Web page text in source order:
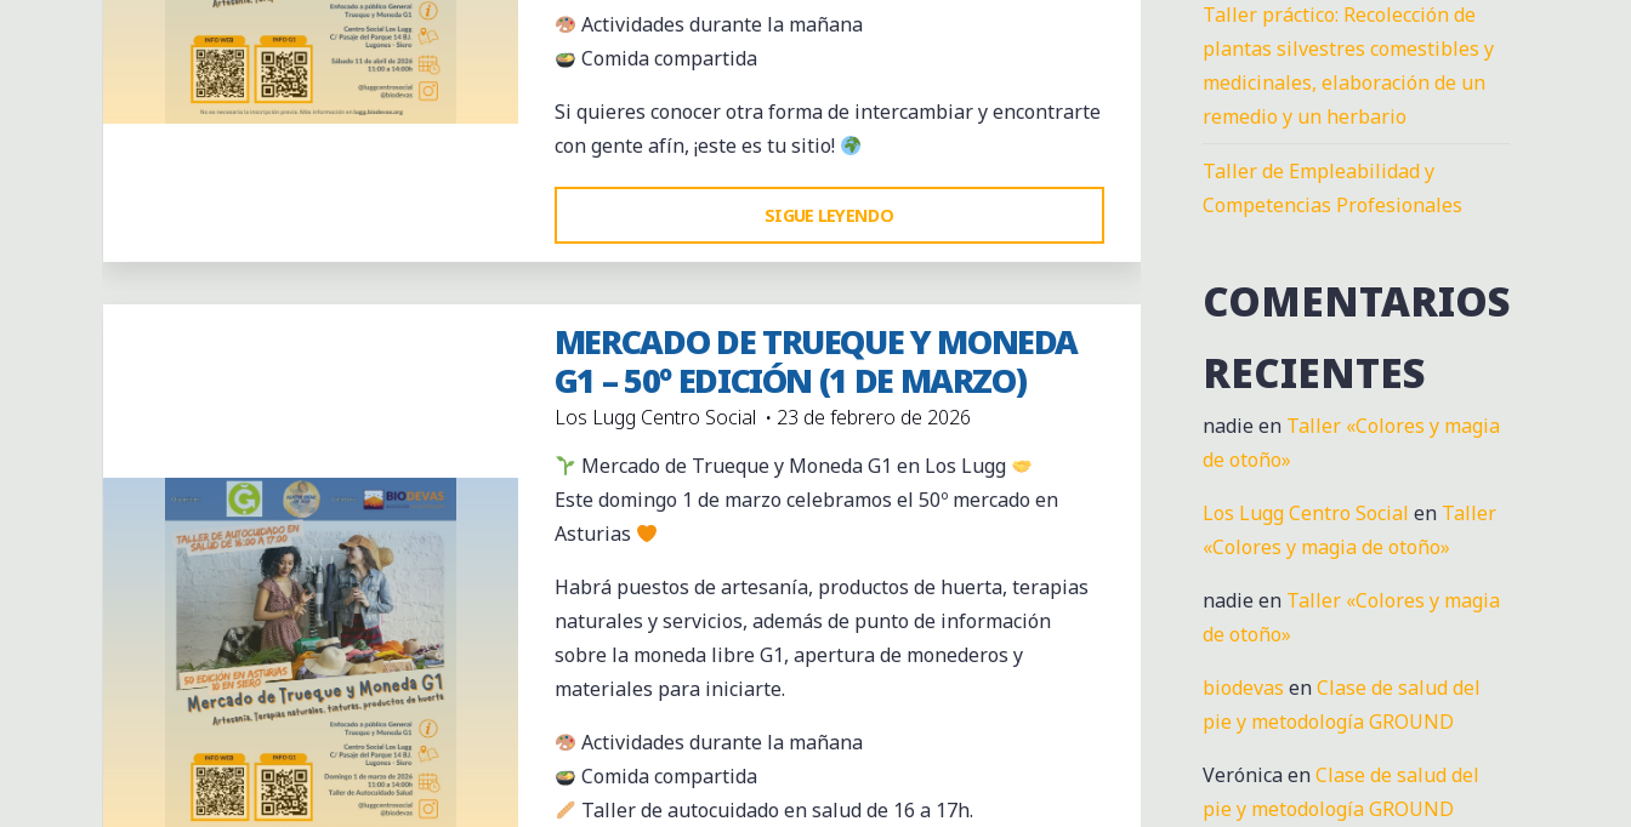
Actividades durante la mañana
Comida compartida
Si quieres conocer otra forma de intercambiar y encontrarte
con gente afín, ¡este es tu sitio!
SIGUE LEYENDO
DE
MONEDA
G1
–
ABRIL)"
MERCADO DE TRUEQUE Y MONEDA
G1 – 50º EDICIÓN (1 DE MARZO)
Los Lugg Centro Social
23 de febrero de 2026
Mercado de Trueque y Moneda G1 en Los Lugg
Este domingo 1 de marzo celebramos el 50º mercado en
Asturias
Habrá puestos de artesanía, productos de huerta, terapias
naturales y servicios, además de punto de información
sobre la moneda libre G1, apertura de monederos y
materiales para iniciarte.
Actividades durante la mañana
Comida compartida
Taller de autocuidado en salud de 16 a 17h.
Taller práctico: Recolección de
plantas silvestres comestibles y
medicinales, elaboración de un
remedio y un herbario
Taller de Empleabilidad y
Competencias Profesionales
COMENTARIOS
RECIENTES
nadie en Taller «Colores y magia
de otoño»
Los Lugg Centro Social en Taller
«Colores y magia de otoño»
nadie en Taller «Colores y magia
de otoño»
biodevas enClase de salud del
pie y metodología GROUND
VerónicaenClase de salud del
pie y metodología GROUND